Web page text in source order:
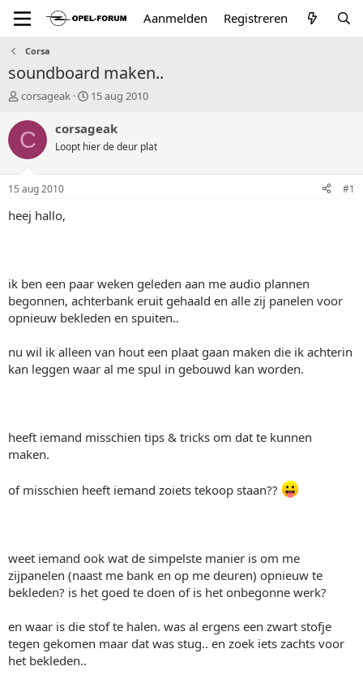
Aanmelden Registreren
Corsa
soundboard maken..
T
p
i
a
r
corsageak
S
a
r
t
15 aug 2010
C corsageak
Loopt hier de deur plat
15 aug 2010 #1
heej hallo,
ik ben een paar weken geleden aan me audio plannen
begonnen, achterbank eruit gehaald en alle zij panelen voor
opnieuw bekleden en spuiten..
nu wil ik alleen van hout een plaat gaan maken die ik achterin
kan leggen waar al me spul in gebouwd kan worden.
heeft iemand misschien tips & tricks om dat te kunnen
maken.
of misschien heeft iemand zoiets tekoop staan??
weet iemand ook wat de simpelste manier is om me
zijpanelen (naast me bank en op me deuren) opnieuw te
bekleden? is het goed te doen of is het onbegonne werk?
en waar is die stof te halen. was al ergens een zwart stofje
tegen gekomen maar dat was stug.. en zoek iets zachts voor
het bekleden..